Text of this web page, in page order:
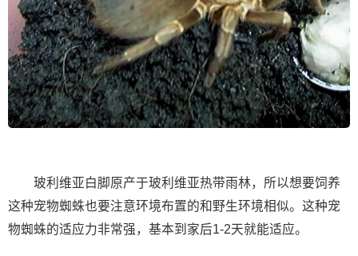
玻利维亚白脚原产于玻利维亚热带雨林，所以想要饲养
这种宠物蜘蛛也要注意环境布置的和野生环境相似。这种宠
物蜘蛛的适应力非常强，基本到家后1-2天就能适应。